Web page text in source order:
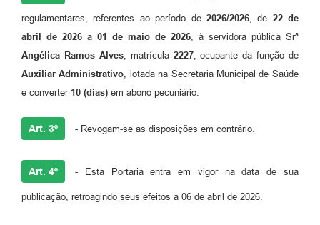
regulamentares, referentes ao período de 2026/2026, de 22 de
abril de 2026 a 01 de maio de 2026, à servidora pública Srª
Angélica Ramos Alves, matrícula 2227, ocupante da função de
Auxiliar Administrativo, lotada na Secretaria Municipal de Saúde
e converter 10 (dias) em abono pecuniário.
Art. 3º - Revogam-se as disposições em contrário.
Art. 4º - Esta Portaria entra em vigor na data de sua
publicação, retroagindo seus efeitos a 06 de abril de 2026.